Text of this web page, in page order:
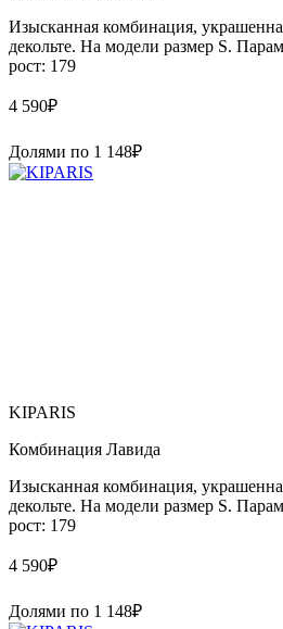
Изысканная комбинация,
декольте. На модели размер S.
рост: 179
4 590₽
Долями по 1 148₽
KIPARIS
Комбинация Лавида
Изысканная комбинация,
декольте. На модели размер S.
рост: 179
4 590₽
Долями по 1 148₽